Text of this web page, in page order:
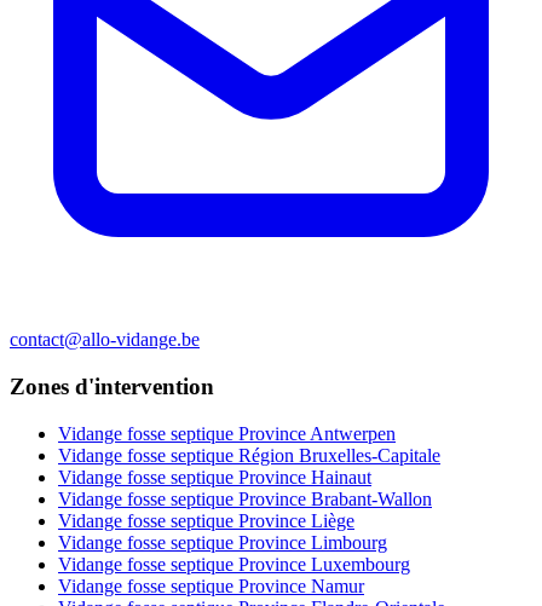
contact@allo-vidange.be
Zones d'intervention
Vidange fosse septique Province Antwerpen
Vidange fosse septique Région Bruxelles-Capitale
Vidange fosse septique Province Hainaut
Vidange fosse septique Province Brabant-Wallon
Vidange fosse septique Province Liège
Vidange fosse septique Province Limbourg
Vidange fosse septique Province Luxembourg
Vidange fosse septique Province Namur